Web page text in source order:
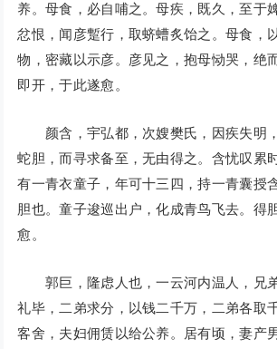
养。母食，必自哺之。母疾，既久，至于
忿恨，闻彦蹔行，取蛴螬炙饴之。母食，
物，密藏以示彦。彦见之，抱母恸哭，绝
即开，于此遂愈。
颜含，宇弘都，次嫂樊氏，因疾失明
蛇胆，而寻求备至，无由得之。含忧叹累
有一青衣童子，年可十三四，持一青囊授
胆也。童子逡巡出户，化成青鸟飞去。得
愈。
郭巨，隆虑人也，一云河内温人，兄弟
礼毕，二弟求分，以钱二千万，二弟各取
客舍，夫妇佣赁以给公养。居有顷，妻产